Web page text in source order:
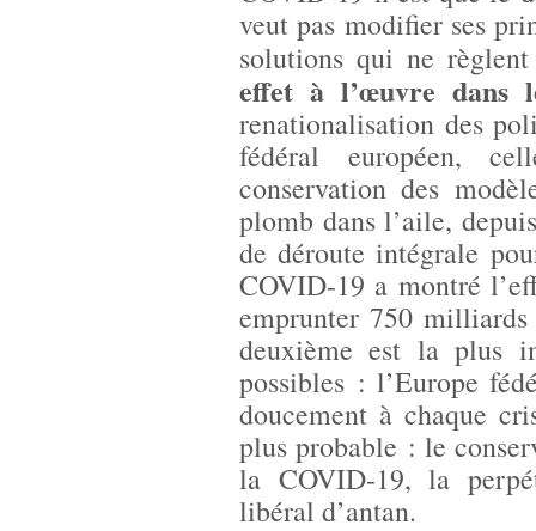
veut pas modifier ses
solutions qui ne
effet à l’œuvre dans
renationalisation des
fédéral européen,
conservation des
plomb dans l’aile,
de déroute intégrale
COVID-19 a montré
emprunter 750 milliards
deuxième est la plus
possibles : l’Europe
doucement à chaque
plus probable : le
la COVID-19, la
libéral d’antan.